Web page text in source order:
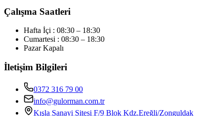
Çalışma Saatleri
Hafta İçi : 08:30 – 18:30
Cumartesi : 08:30 – 18:30
Pazar Kapalı
İletişim Bilgileri
0372 316 79 00
info@gulorman.com.tr
Kışla Sanayi Sitesi F/9 Blok Kdz.Ereğli/Zonguldak